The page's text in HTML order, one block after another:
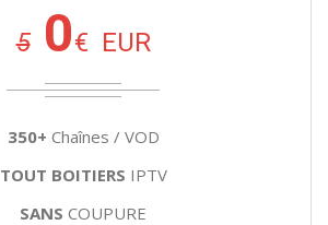
50€ EUR
350+ Chaînes / VOD
TOUT BOITIERS IPTV
SANS COUPURE